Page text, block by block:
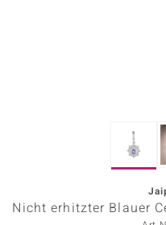
Nicht erhitzter Blauer